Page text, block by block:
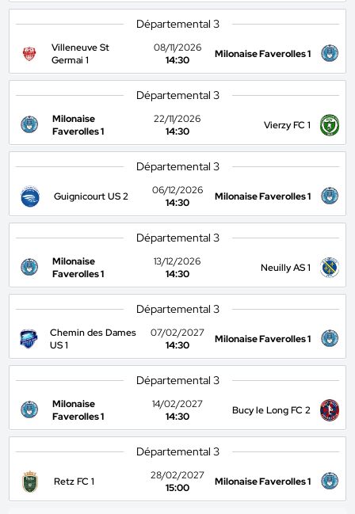
Départemental 3
Villeneuve St
Germai 1
08/11/2026
14:30
Milonaise Faverolles 1
Départemental 3
Milonaise
Faverolles 1
22/11/2026
14:30
Vierzy FC 1
Départemental 3
Guignicourt US 2
06/12/2026
14:30
Milonaise Faverolles 1
Départemental 3
Milonaise
Faverolles 1
13/12/2026
14:30
Neuilly AS 1
Départemental 3
Chemin des Dames
US 1
07/02/2027
14:30
Milonaise Faverolles 1
Départemental 3
Milonaise
Faverolles 1
14/02/2027
14:30
Bucy le Long FC 2
Départemental 3
Retz FC 1
28/02/2027
15:00
Milonaise Faverolles 1